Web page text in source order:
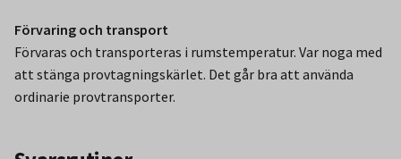
Förvaring och transport
Förvaras och transporteras i rumstemperatur. Var noga med
att stänga provtagningskärlet. Det går bra att använda
ordinarie provtransporter.